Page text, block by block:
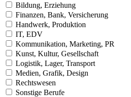
Bildung, Erziehung
Finanzen, Bank, Versicherung
Handwerk, Produktion
IT, EDV
Kommunikation, Marketing, PR
Kunst, Kultur, Gesellschaft
Logistik, Lager, Transport
Medien, Grafik, Design
Rechtswesen
Sonstige Berufe